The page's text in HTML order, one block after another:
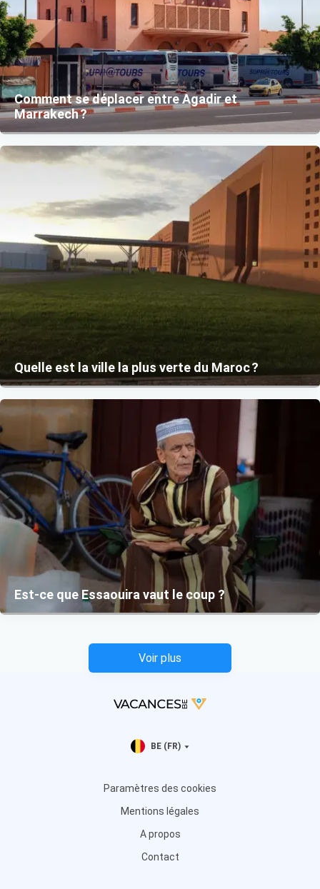
Comment se déplacer entre Agadir et
Marrakech ?
Quelle est la ville la plus verte du Maroc ?
Est-ce que Essaouira vaut le coup ?
Voir plus
BE (FR)
Paramètres des cookies
Mentions légales
A propos
Contact